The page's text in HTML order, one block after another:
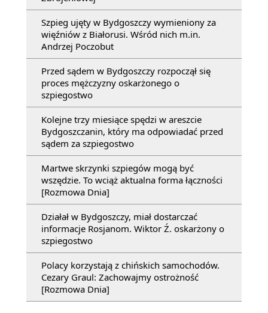
Szpieg ujęty w Bydgoszczy wymieniony za
więźniów z Białorusi. Wśród nich m.in.
Andrzej Poczobut
Przed sądem w Bydgoszczy rozpoczął się
proces mężczyzny oskarżonego o
szpiegostwo
Kolejne trzy miesiące spędzi w areszcie
Bydgoszczanin, który ma odpowiadać przed
sądem za szpiegostwo
Martwe skrzynki szpiegów mogą być
wszędzie. To wciąż aktualna forma łączności
[Rozmowa Dnia]
Działał w Bydgoszczy, miał dostarczać
informacje Rosjanom. Wiktor Ź. oskarżony o
szpiegostwo
Polacy korzystają z chińskich samochodów.
Cezary Graul: Zachowajmy ostrożność
[Rozmowa Dnia]